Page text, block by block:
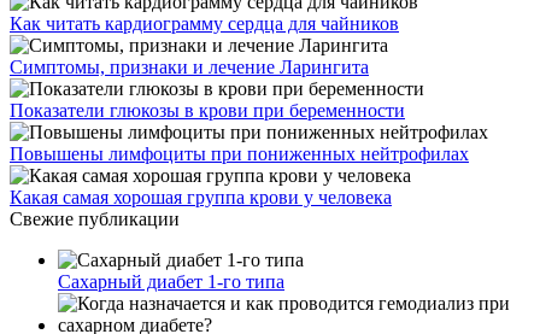
Как читать кардиограмму сердца для чайников
Симптомы, признаки и лечение Ларингита
Показатели глюкозы в крови при беременности
Повышены лимфоциты при пониженных нейтрофилах
Какая самая хорошая группа крови у человека
Свежие публикации
Сахарный диабет 1-го типа